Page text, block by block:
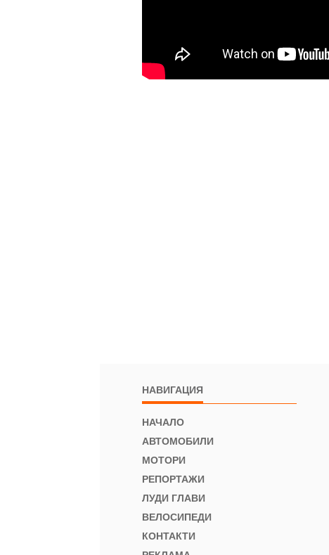
НАВИГАЦИЯ
НАЧАЛО
АВТОМОБИЛИ
МОТОРИ
РЕПОРТАЖИ
ЛУДИ ГЛАВИ
ВЕЛОСИПЕДИ
КОНТАКТИ